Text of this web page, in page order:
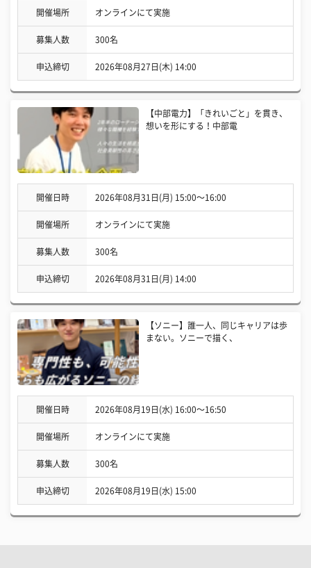
開催場所 オンラインにて実施
募集人数 300名
申込締切 2026年08月27日(木) 14:00
【中部電力】「きれいごと」を貫き、
想いを形にする！中部電
開催日時 2026年08月31日(月) 15:00〜16:00
開催場所 オンラインにて実施
募集人数 300名
申込締切 2026年08月31日(月) 14:00
【ソニー】誰一人、同じキャリアは歩
まない。ソニーで描く、
開催日時 2026年08月19日(水) 16:00〜16:50
開催場所 オンラインにて実施
募集人数 300名
申込締切 2026年08月19日(水) 15:00